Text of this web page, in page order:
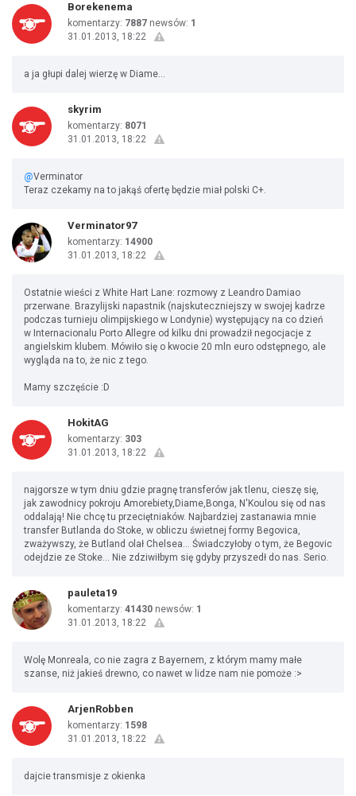
Borekenema
komentarzy: 7887 newsów: 1
31.01.2013, 18:22
a ja głupi dalej wierzę w Diame...
skyrim
komentarzy: 8071
31.01.2013, 18:22
@Verminator
Teraz czekamy na to jakąś ofertę będzie miał polski C+.
Verminator97
komentarzy: 14900
31.01.2013, 18:22
Ostatnie wieści z White Hart Lane: rozmowy z Leandro Damiao
przerwane. Brazylijski napastnik (najskuteczniejszy w swojej kadrze
podczas turnieju olimpijskiego w Londynie) występujący na co dzień
w Internacionalu Porto Allegre od kilku dni prowadził negocjacje z
angielskim klubem. Mówiło się o kwocie 20 mln euro odstępnego, ale
wygląda na to, że nic z tego.
Mamy szczęście :D
HokitAG
komentarzy: 303
31.01.2013, 18:22
najgorsze w tym dniu gdzie pragnę transferów jak tlenu, cieszę się,
jak zawodnicy pokroju Amorebiety,Diame,Bonga, N'Koulou się od nas
oddalają! Nie chcę tu przeciętniaków. Najbardziej zastanawia mnie
transfer Butlanda do Stoke, w obliczu świetnej formy Begovica,
zważywszy, że Butland olał Chelsea... Świadczyłoby o tym, że Begovic
odejdzie ze Stoke... Nie zdziwiłbym się gdyby przyszedł do nas. Serio.
pauleta19
komentarzy: 41430 newsów: 1
31.01.2013, 18:22
Wolę Monreala, co nie zagra z Bayernem, z którym mamy małe
szanse, niż jakieś drewno, co nawet w lidze nam nie pomoże :>
ArjenRobben
komentarzy: 1598
31.01.2013, 18:22
dajcie transmisje z okienka